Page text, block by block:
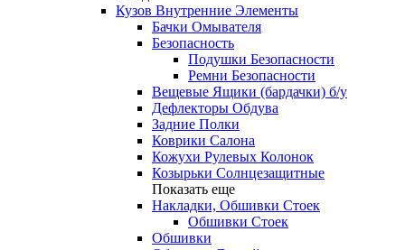
Кузов Внутренние Элементы
Бачки Омывателя
Безопасность
Подушки Безопасности
Ремни Безопасности
Вещевые Ящики (бардачки) б/у
Дефлекторы Обдува
Задние Полки
Коврики Салона
Кожухи Рулевых Колонок
Козырьки Солнцезащитные
Показать еще
Накладки, Обшивки Стоек
Обшивки Стоек
Обшивки